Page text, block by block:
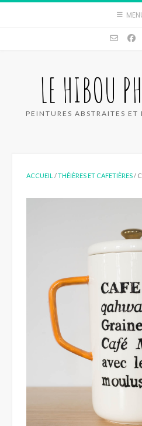
Skip
LE HIBOU
PEINTURES ABSTRAITES ET
ACCUEIL /THÉIÈRES ET CAFETIÈRES/